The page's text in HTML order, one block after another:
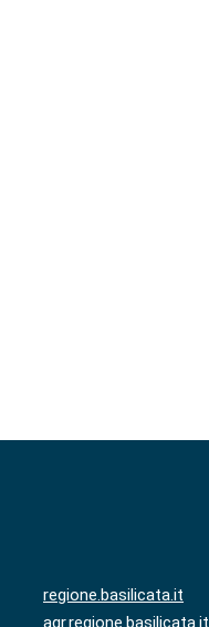
regione.basilicata.it
agr.regione.basilicata.it